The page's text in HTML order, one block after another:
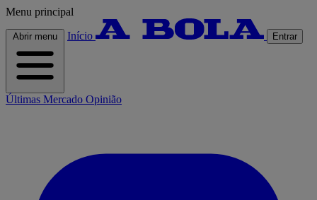
Menu principal
Abrir menu Início Entrar
Últimas Mercado Opinião